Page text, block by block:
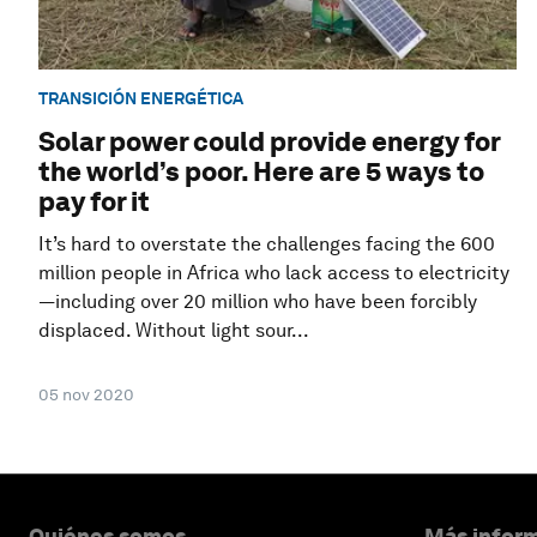
TRANSICIÓN ENERGÉTICA
Solar power could provide energy for
the world’s poor. Here are 5 ways to
pay for it
It’s hard to overstate the challenges facing the 600
million people in Africa who lack access to electricity
—including over 20 million who have been forcibly
displaced. Without light sour...
05 nov 2020